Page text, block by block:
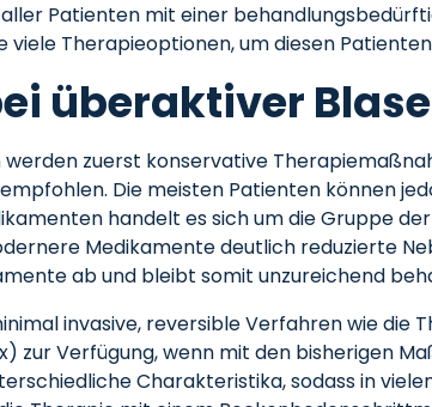
Patienten mit einer
Therapieoptionen, um diesen
überaktiver Blase
zuerst konservative
Die meisten Patienten können
handelt es sich um die Gruppe
Medikamente deutlich reduzierte
ab und bleibt somit unzureichend
invasive, reversible Verfahren wie
zur Verfügung, wenn mit den bisherigen
Charakteristika, sodass in